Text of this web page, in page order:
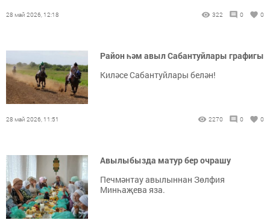
28 май 2026, 12:18 322 0 0
Район һәм авыл Сабантуйлары графигы
Киләсе Сабантуйлары белән!
28 май 2026, 11:51 2270 0 0
Авылыбызда матур бер очрашу
Печмәнтау авылыннан Зөлфия
Минһаҗева яза.